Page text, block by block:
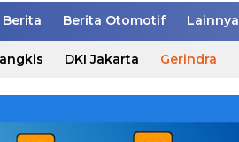
Berita Berita Otomotif Lainnya
DKI Jakarta Gerindra